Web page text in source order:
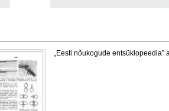
„Eesti nõukogude